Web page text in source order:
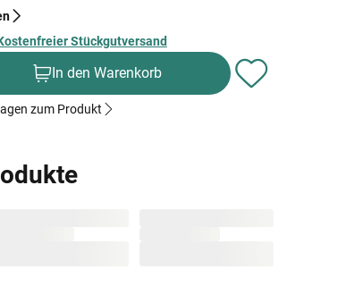
Stückgutversand
In den Warenkorb
zum Produkt